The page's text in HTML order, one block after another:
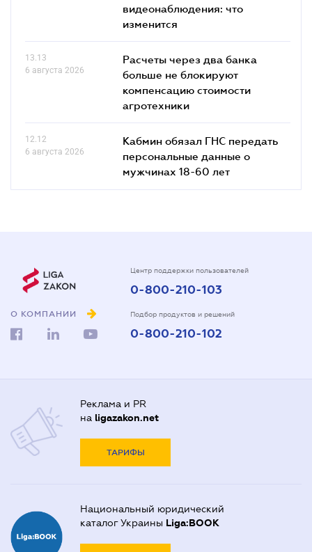
видеонаблюдения: что
изменится
13.13
6 августа 2026
Расчеты через два банка
больше не блокируют
компенсацию стоимости
агротехники
12.12
6 августа 2026
Кабмин обязал ГНС передать
персональные данные о
мужчинах 18-60 лет
О КОМПАНИИ
Центр поддержки пользователей
0-800-210-103
Подбор продуктов и решений
0-800-210-102
Реклама и PR
на ligazakon.net
ТАРИФЫ
Национальный юридический
каталог Украины Liga:BOOK